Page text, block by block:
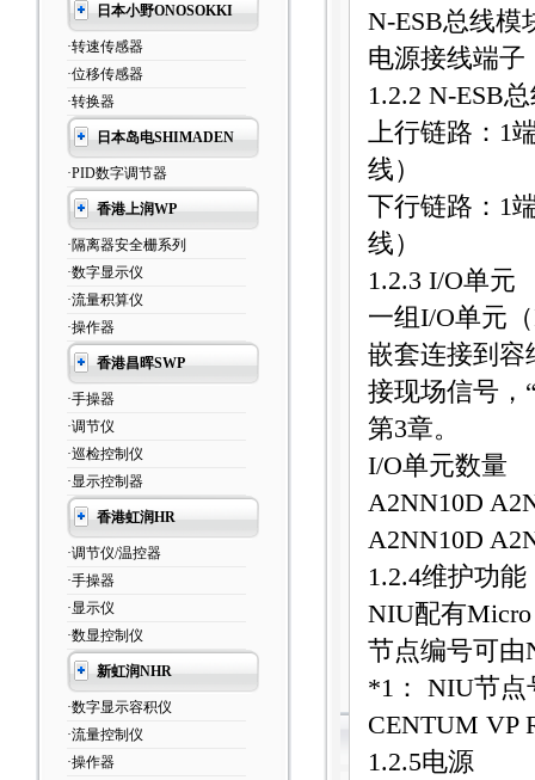
日本小野ONOSOKKI
·转速传感器
·位移传感器
·转换器
日本岛电SHIMADEN
·PID数字调节器
香港上润WP
·隔离器安全栅系列
·数字显示仪
·流量积算仪
·操作器
香港昌晖SWP
·手操器
·调节仪
·巡检控制仪
·显示控制器
香港虹润HR
·调节仪/温控器
·手操器
·显示仪
·数显控制仪
新虹润NHR
·数字显示容积仪
·流量控制仪
·操作器
N-ESB总线模
电源接线端子
1.2.2 N-ESB
上行链路： 1
线）
下行链路： 1
线）
1.2.3 I/O单元
一组 I/O单元（
嵌套连接到容
接现场信号，
第3章。
I/O单元数量
A2NN10D
A2NN10D
1.2.4维护功能
NIU配有
节点编号可由
*1 ： NIU节点
CENTUM VP
1.2.5电源